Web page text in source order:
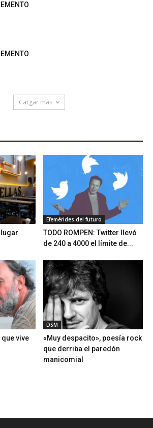
Cargar más
Efemérides del futuro
TODO ROMPEN: Twitter llevó
de 240 a 4000 el límite de...
vive
DSM
«Muy despacito», poesía rock
que derriba el paredón
manicomial